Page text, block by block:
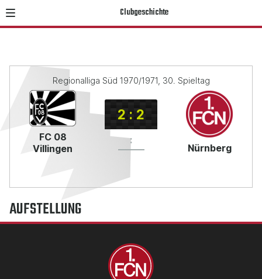
Clubgeschichte
Regionalliga Süd 1970/1971, 30. Spieltag
FC 08
Villingen
2 : 2
:
Nürnberg
AUFSTELLUNG